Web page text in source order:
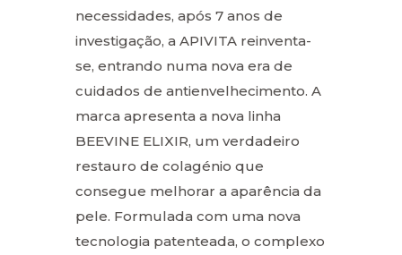
necessidades, após 7 anos de
investigação, a APIVITA reinventa-
se, entrando numa nova era de
cuidados de antienvelhecimento. A
marca apresenta a nova linha
BEEVINE ELIXIR, um verdadeiro
restauro de colagénio que
consegue melhorar a aparência da
pele. Formulada com uma nova
tecnologia patenteada, o complexo